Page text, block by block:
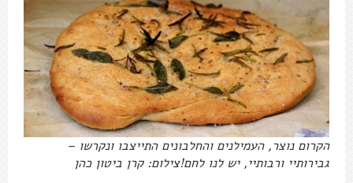
הקרום נוצר, העמילנים והחלבונים התייצבו ונקרשו –
גבירותיי ורבותיי, יש לנו לחם!צילום: קרן ביטון כהן